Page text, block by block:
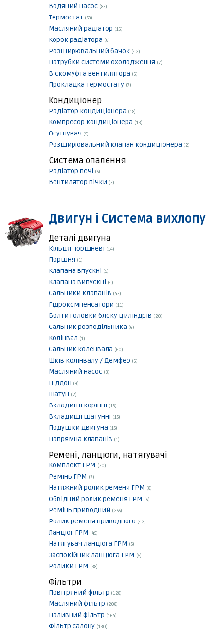
Водяний насос (83)
Термостат (59)
Масляний радіатор (16)
Корок радіатора (6)
Розширювальний бачок (42)
Патрубки системи охолодження (7)
Віскомуфта вентилятора (6)
Прокладка термостату (7)
Кондиціонер
Радіатор кондиціонера (18)
Компресор кондиціонера (13)
Осушувач (5)
Розширювальний клапан кондиціонера (2)
Система опалення
Радіатор печі (5)
Вентилятор пічки (3)
Двигун і Система вихлопу
Деталі двигуна
Кільця поршневі (14)
Поршня (1)
Клапана впускні (5)
Клапана випускні (4)
Сальники клапанів (43)
Гідрокомпенсатори (11)
Болти головки блоку циліндрів (20)
Сальник розподільника (6)
Колінвал (1)
Сальник коленвала (60)
Шків колінвалу / Демфер (6)
Масляний насос (3)
Піддон (9)
Шатун (2)
Вкладиші корінні (13)
Вкладиші шатунні (15)
Подушки двигуна (15)
Напрямна клапанів (1)
Ремені, ланцюги, натягувачі
Комплект ГРМ (30)
Ремінь ГРМ (7)
Натяжний ролик ременя ГРМ (8)
Обвідний ролик ременя ГРМ (6)
Ремінь приводний (255)
Ролик ременя приводного (42)
Ланцюг ГРМ (45)
Натягувач ланцюга ГРМ (5)
Заспокійник ланцюга ГРМ (5)
Ролики ГРМ (38)
Фільтри
Повітряний фільтр (128)
Масляний фільтр (208)
Паливний фільтр (164)
Фільтр салону (130)